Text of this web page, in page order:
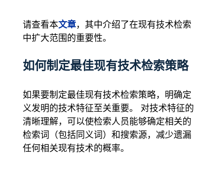
请查看本文章，其中介绍了在现有技术检索
中扩大范围的重要性。
如何制定最佳现有技术检索策略
如果要制定最佳现有技术检索策略，明确定
义发明的技术特征至关重要。 对技术特征的
清晰理解，可以使检索人员能够确定相关的
检索词（包括同义词）和搜索源，减少遗漏
任何相关现有技术的概率。